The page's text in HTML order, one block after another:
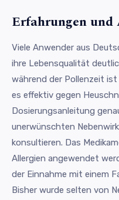
Erfahrungen und
Viele Anwender aus
ihre Lebensqualität
während der Pollenzeit
es effektiv gegen
Dosierungsanleitung
unerwünschten
konsultieren. Das
Allergien angewendet
der Einnahme mit einem
Bisher wurde selten von